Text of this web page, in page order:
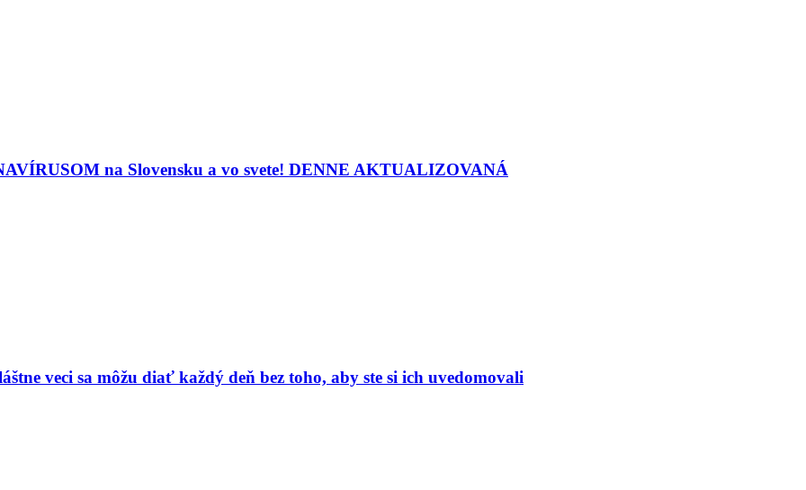
na Slovensku a vo svete! DENNE AKTUALIZOVANÁ
veci sa môžu diať každý deň bez toho, aby ste si ich uvedomovali